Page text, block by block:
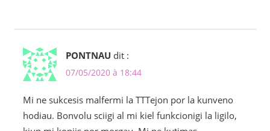
PONTNAU dit :
07/05/2020 à 18:44
Mi ne sukcesis malfermi la TTTejon por la kunveno
hodiau. Bonvolu sciigi al mi kiel funkcionigi la ligilo,